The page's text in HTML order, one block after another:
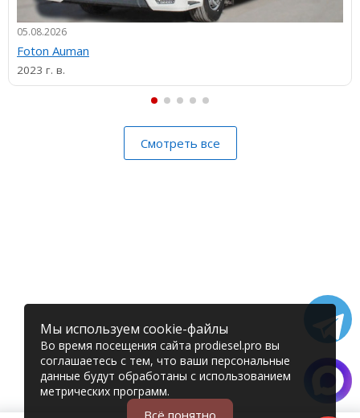
05.08.2026
Foton Auman
2023 г. в.
Смотреть все
Мы используем cookie-файлы
Во время посещения сайта prodiesel.pro вы
соглашаетесь с тем, что ваши персональные
данные будут обработаны с использованием
метрических программ.
Всё понятно